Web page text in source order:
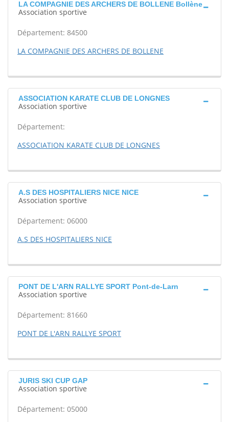
LA COMPAGNIE DES ARCHERS DE BOLLENE Bollène
Association sportive
Département: 84500
LA COMPAGNIE DES ARCHERS DE BOLLENE
ASSOCIATION KARATE CLUB DE LONGNES
Association sportive
Département:
ASSOCIATION KARATE CLUB DE LONGNES
A.S DES HOSPITALIERS NICE NICE
Association sportive
Département: 06000
A.S DES HOSPITALIERS NICE
PONT DE L'ARN RALLYE SPORT Pont-de-Larn
Association sportive
Département: 81660
PONT DE L'ARN RALLYE SPORT
JURIS SKI CUP GAP
Association sportive
Département: 05000